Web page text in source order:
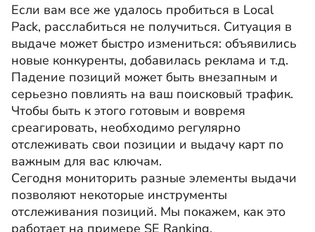
Если вам все же удалось пробиться в Local
Pack, расслабиться не получиться. Ситуация в
выдаче может быстро измениться: объявились
новые конкуренты, добавилась реклама и т.д.
Падение позиций может быть внезапным и
серьезно повлиять на ваш поисковый трафик.
Чтобы быть к этого готовым и вовремя
среагировать, необходимо регулярно
отслеживать свои позиции и выдачу карт по
важным для вас ключам.
Сегодня мониторить разные элементы выдачи
позволяют некоторые инструменты
отслеживания позиций. Мы покажем, как это
работает на примере SE Ranking.